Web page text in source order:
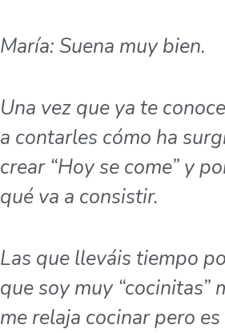
María: Suena muy bien.
Una vez que ya te
a contarles cómo ha
crear “Hoy se come” y
qué va a consistir.
Las que lleváis tiempo
que soy muy “cocinitas”
me relaja cocinar pero